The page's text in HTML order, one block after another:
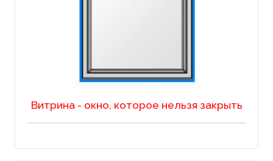
Витрина - окно, которое нельзя закрыть